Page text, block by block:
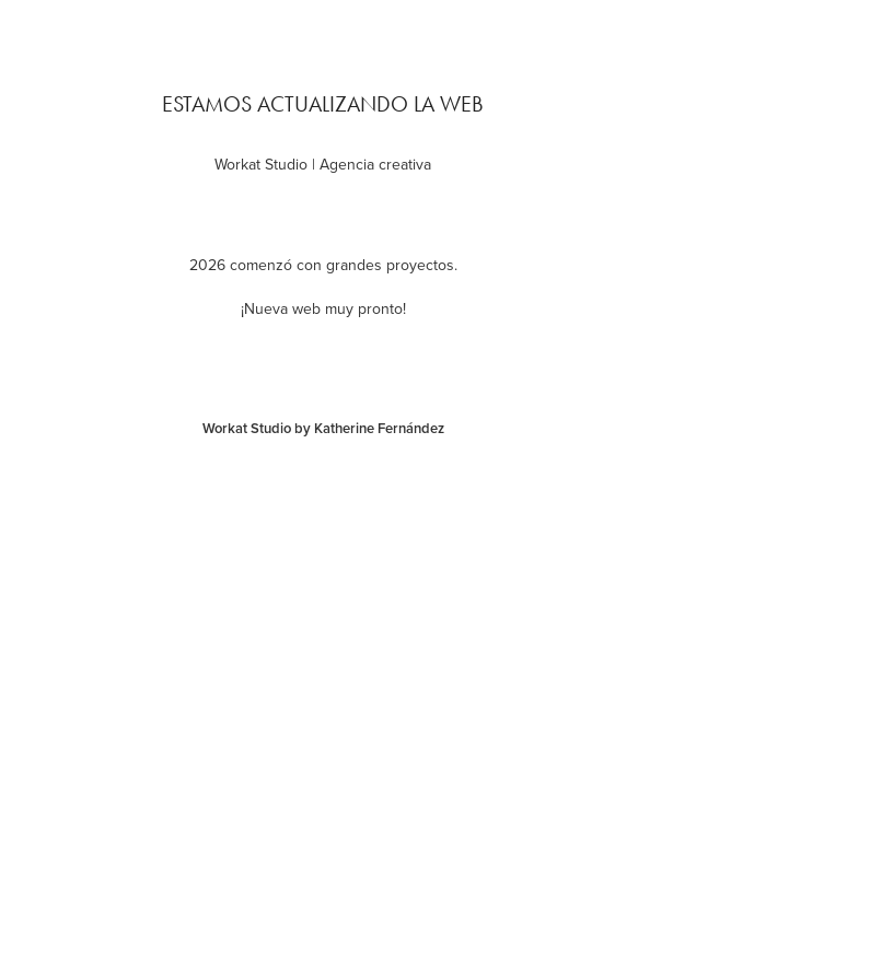
ESTAMOS ACTUALIZANDO LA WEB
Workat Studio | Agencia creativa
2026 comenzó con grandes proyectos.
¡Nueva web muy pronto!
Workat Studio by Katherine Fernández